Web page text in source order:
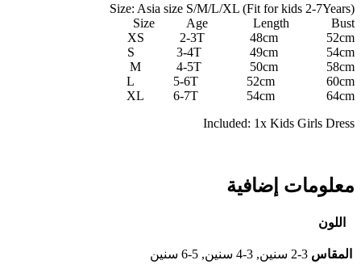
Size: Asia size S/M/L/XL (Fit for kids 2-7Years)
Size Age Length Bust
XS 2-3T 48cm 52cm
S 3-4T 49cm 54cm
M 4-5T 50cm 58cm
L 5-6T 52cm 60cm
XL 6-7T 54cm 64cm
Included: 1x Kids Girls Dress
معلومات إضافية
اللون
المقاس 2-3 سنين, 3-4 سنين, 5-6 سنين